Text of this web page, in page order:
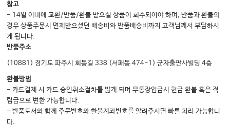
참고
- 14일 이내에 교환/반품/환불 받으실 상품이 회수되어야 하며, 반품과 환불의
경우 상품주문시 면제받으셨던 배송비와 반품배송비까지 고객님께서 부담하시
게 됩니다.
반품주소
(10881) 경기도 파주시 회동길 338 (서패동 474-1) 군자출판사빌딩 4층
환불방법
- 카드결제 시 카드 승인취소절차를 밟게 되며 무통장입금시 현금 환불 혹은 적
립금으로 변환 가능합니다.
- 반품도서와 함께 주문번호와 환불계좌번호를 알려주시면 빠른 처리 가능합니
다.